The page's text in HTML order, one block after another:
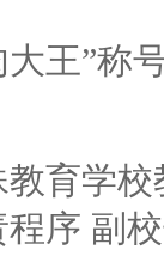
王”称
育学
序 副